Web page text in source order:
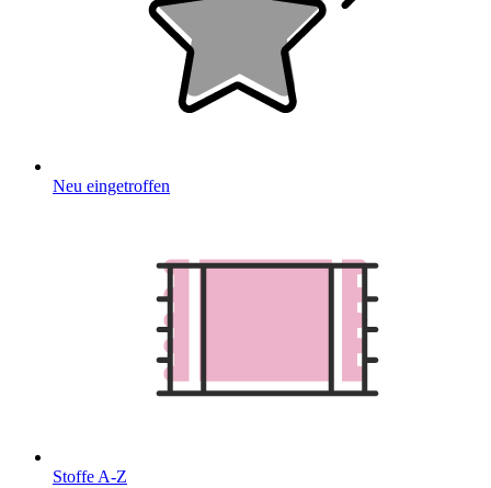
Neu eingetroffen
Stoffe A-Z